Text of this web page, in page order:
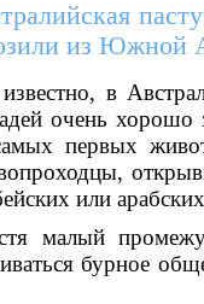
из Южной
в
очень
первых
или
малый
бурное